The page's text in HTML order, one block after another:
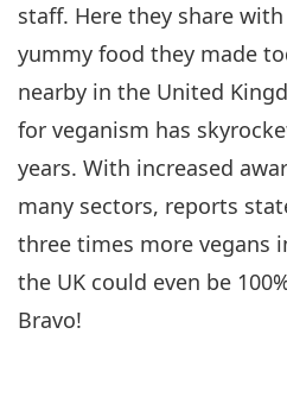
staff. Here they share
yummy food they made
nearby in the United
for veganism has
years. With increased
many sectors, reports
three times more vegans
the UK could even be
Bravo!